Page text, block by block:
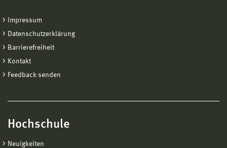
Impressum
Datenschutzerklärung
Barrierefreiheit
Kontakt
Feedback senden
Hochschule
Neuigkeiten